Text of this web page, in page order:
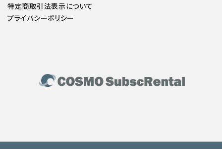
特定商取引法表示について
プライバシーポリシー